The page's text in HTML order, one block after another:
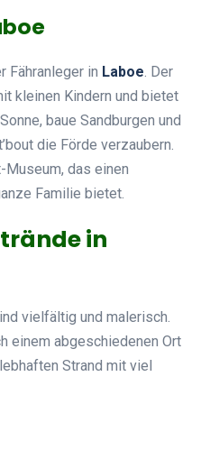
Fähranleger in Laboe . Der
kleinen Kindern und bietet
baue Sandburgen und
die Förde verzaubern.
das einen
Familie bietet.
in
vielfältig und malerisch.
einem abgeschiedenen Ort
Strand mit viel